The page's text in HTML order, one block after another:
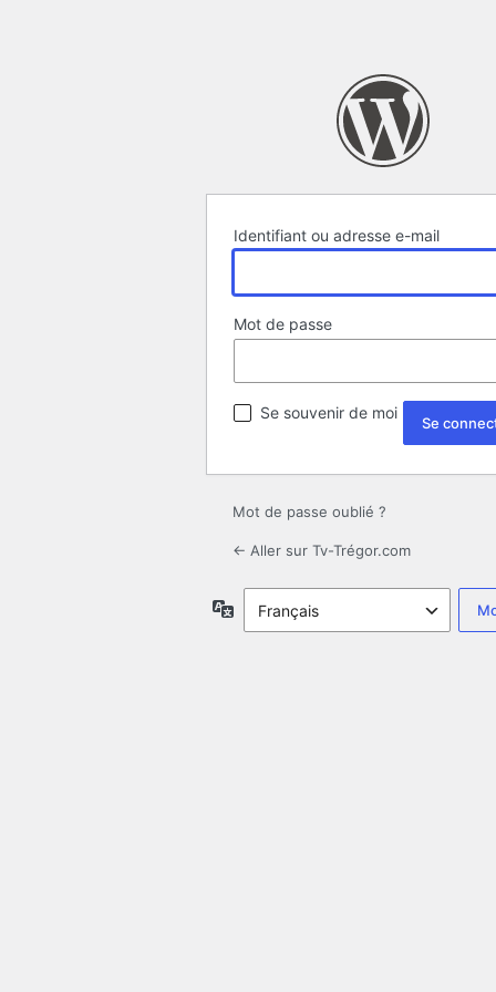
Identifiant ou adresse e-mail
Mot de passe
Se souvenir de moi
Mot de passe oublié ?
← Aller sur Tv-Trégor.com
Langue